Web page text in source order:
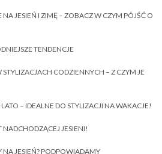
JESIEŃ I ZIMĘ – ZOBACZ W CZYM PÓJŚĆ O
TENDENCJE
CODZIENNYCH – Z CZYM JE
– IDEALNE DO STYLIZACJI NA WAKACJE!
NADCHODZĄCEJ JESIENI!
NA JESIEŃ? PODPOWIADAMY